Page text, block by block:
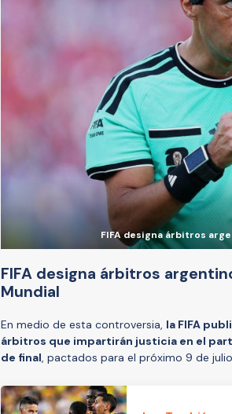
FIFA designa árbitros
FIFA designa árbitros
Mundial
En medio de esta controversia, la FIFA
árbitros que impartirán justicia en el
de final, pactados para el próximo 9 de